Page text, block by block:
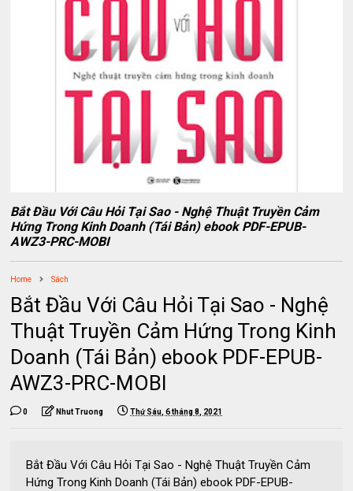
Bắt Đầu Với Câu Hỏi Tại Sao - Nghệ Thuật Truyền Cảm
Hứng Trong Kinh Doanh (Tái Bản) ebook PDF-EPUB-
AWZ3-PRC-MOBI
Home Sách
Bắt Đầu Với Câu Hỏi Tại Sao - Nghệ
Thuật Truyền Cảm Hứng Trong Kinh
Doanh (Tái Bản) ebook PDF-EPUB-
AWZ3-PRC-MOBI
0 Nhut Truong Thứ Sáu, 6 tháng 8, 2021
Bắt Đầu Với Câu Hỏi Tại Sao - Nghệ Thuật Truyền Cảm
Hứng Trong Kinh Doanh (Tái Bản) ebook PDF-EPUB-